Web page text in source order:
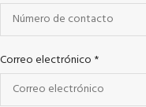
Correo electrónico *